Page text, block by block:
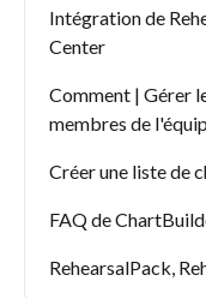
Intégration de
Center
Comment | Gérer
membres de
Créer une liste de
FAQ de
RehearsalPack,